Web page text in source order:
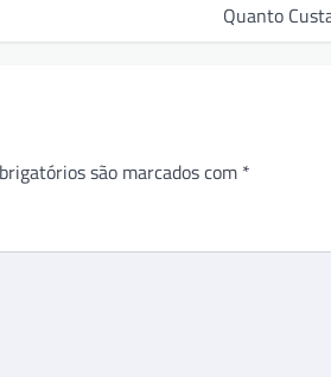
Quanto
são marcados com *